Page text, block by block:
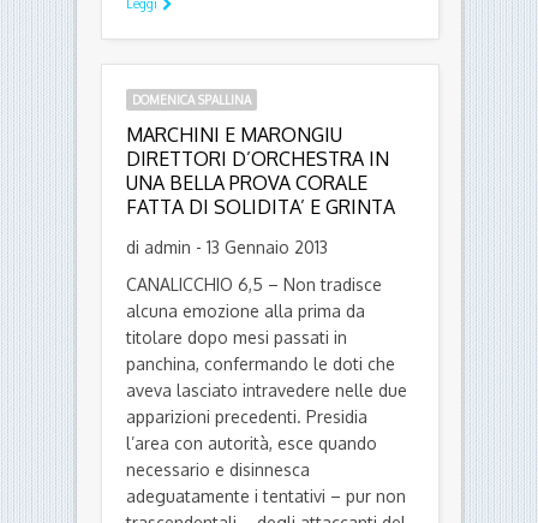
Leggi
DOMENICA SPALLINA
MARCHINI E MARONGIU
DIRETTORI D’ORCHESTRA IN
UNA BELLA PROVA CORALE
FATTA DI SOLIDITA’ E GRINTA
di admin - 13 Gennaio 2013
CANALICCHIO 6,5 – Non tradisce
alcuna emozione alla prima da
titolare dopo mesi passati in
panchina, confermando le doti che
aveva lasciato intravedere nelle due
apparizioni precedenti. Presidia
l’area con autorità, esce quando
necessario e disinnesca
adeguatamente i tentativi – pur non